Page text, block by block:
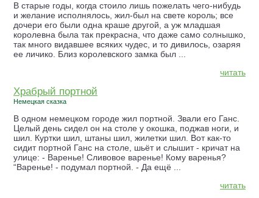
В старые годы, когда стоило лишь пожелать чего-нибудь
и желание исполнялось, жил-был на свете король; все
дочери его были одна краше другой, а уж младшая
королевна была так прекрасна, что даже само солнышко,
так много видавшее всяких чудес, и то дивилось, озаряя
ее личико. Близ королевского замка был ...
читать
Храбрый портной
Немецкая сказка
В одном немецком городе жил портной. Звали его Ганс.
Целый день сидел он на столе у окошка, поджав ноги, и
шил. Куртки шил, штаны шил, жилетки шил. Вот как-то
сидит портной Ганс на столе, шьёт и слышит - кричат на
улице: - Варенье! Сливовое варенье! Кому варенья?
“Варенье! - подумал портной. - Да ещё ...
читать